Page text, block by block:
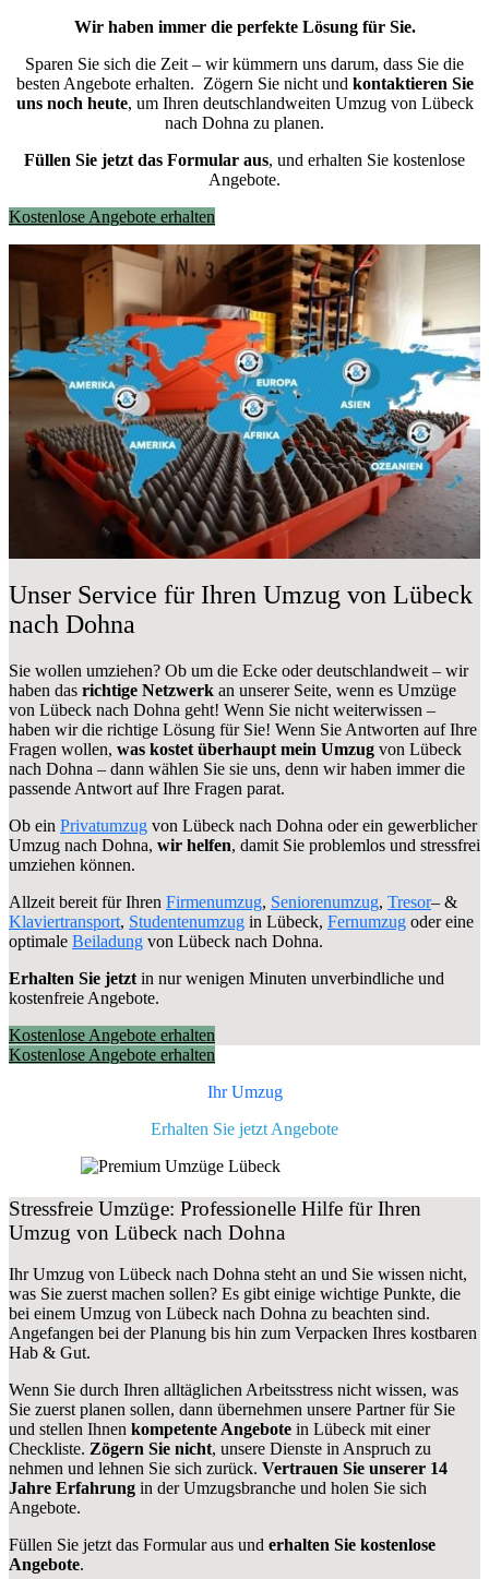
Wir haben immer die perfekte Lösung für Sie.
Sparen Sie sich die Zeit – wir kümmern uns darum, dass Sie die
besten Angebote erhalten. Zögern Sie nicht und kontaktieren Sie
uns noch heute, um Ihren deutschlandweiten Umzug von Lübeck
nach Dohna zu planen.
Füllen Sie jetzt das Formular aus, und erhalten Sie kostenlose
Angebote.
Kostenlose Angebote erhalten
Unser Service für Ihren Umzug von Lübeck
nach Dohna
Sie wollen umziehen? Ob um die Ecke oder deutschlandweit – wir
haben das richtige Netzwerk an unserer Seite, wenn es Umzüge
von Lübeck nach Dohna geht! Wenn Sie nicht weiterwissen –
haben wir die richtige Lösung für Sie! Wenn Sie Antworten auf Ihre
Fragen wollen, was kostet überhaupt mein Umzug von Lübeck
nach Dohna – dann wählen Sie sie uns, denn wir haben immer die
passende Antwort auf Ihre Fragen parat.
Ob ein Privatumzug von Lübeck nach Dohna oder ein gewerblicher
Umzug nach Dohna, wir helfen, damit Sie problemlos und stressfrei
umziehen können.
Allzeit bereit für Ihren Firmenumzug, Seniorenumzug, Tresor– &
Klaviertransport, Studentenumzug in Lübeck, Fernumzug oder eine
optimale Beiladung von Lübeck nach Dohna.
Erhalten Sie jetzt in nur wenigen Minuten unverbindliche und
kostenfreie Angebote.
Kostenlose Angebote erhalten
Kostenlose Angebote erhalten
Ihr Umzug
Erhalten Sie jetzt Angebote
Stressfreie Umzüge: Professionelle Hilfe für Ihren
Umzug von Lübeck nach Dohna
Ihr Umzug von Lübeck nach Dohna steht an und Sie wissen nicht,
was Sie zuerst machen sollen? Es gibt einige wichtige Punkte, die
bei einem Umzug von Lübeck nach Dohna zu beachten sind.
Angefangen bei der Planung bis hin zum Verpacken Ihres kostbaren
Hab & Gut.
Wenn Sie durch Ihren alltäglichen Arbeitsstress nicht wissen, was
Sie zuerst planen sollen, dann übernehmen unsere Partner für Sie
und stellen Ihnen kompetente Angebote in Lübeck mit einer
Checkliste. Zögern Sie nicht, unsere Dienste in Anspruch zu
nehmen und lehnen Sie sich zurück. Vertrauen Sie unserer 14
Jahre Erfahrung in der Umzugsbranche und holen Sie sich
Angebote.
Füllen Sie jetzt das Formular aus und erhalten Sie kostenlose
Angebote.